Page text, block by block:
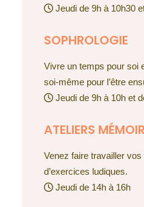
Jeudi de 9h à 10h30
SOPHROLOGIE
Vivre un temps pour soi
soi-même pour l’être
Jeudi de 9h à 10h et
ATELIERS
Venez faire travailler
d’exercices ludiques.
Jeudi de 14h à 16h